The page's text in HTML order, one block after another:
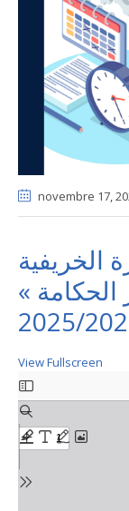
novembre 17,
الخريفية
الحكامة »
View Fullscreen